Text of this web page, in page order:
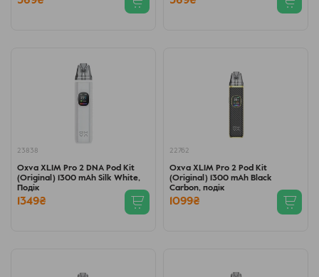
23838
Oxva XLIM Pro 2 DNA Pod Kit
(Original) 1300 mAh Silk White,
Подік
1349₴
22762
Oxva XLIM Pro 2 Pod Kit
(Original) 1300 mAh Black
Carbon, подік
1099₴